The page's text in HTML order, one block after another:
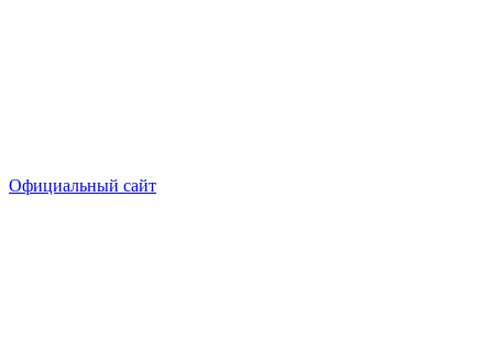
Официальный сайт